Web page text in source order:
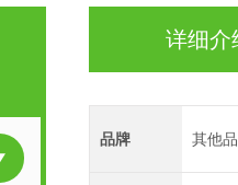
详细介
品牌 其他